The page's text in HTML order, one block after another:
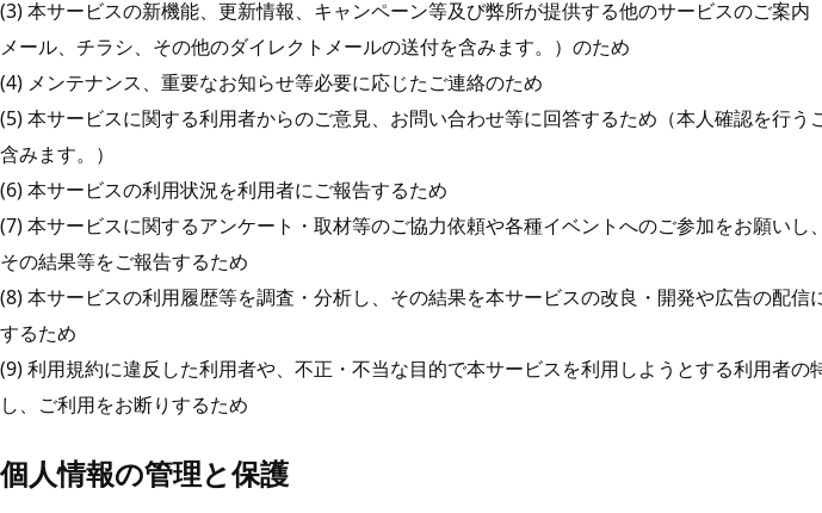
(3) 本サービスの新機能、更新情報、キャンペーン等及び弊所が提供する他のサービスのご案内
メール、チラシ、その他のダイレクトメールの送付を含みます。）のため
(4) メンテナンス、重要なお知らせ等必要に応じたご連絡のため
(5) 本サービスに関する利用者からのご意見、お問い合わせ等に回答するため（本人確認を行う
含みます。）
(6) 本サービスの利用状況を利用者にご報告するため
(7) 本サービスに関するアンケート・取材等のご協力依頼や各種イベントへのご参加をお願いし
その結果等をご報告するため
(8) 本サービスの利用履歴等を調査・分析し、その結果を本サービスの改良・開発や広告の配信
するため
(9) 利用規約に違反した利用者や、不正・不当な目的で本サービスを利用しようとする利用者の
し、ご利用をお断りするため
個人情報の管理と保護